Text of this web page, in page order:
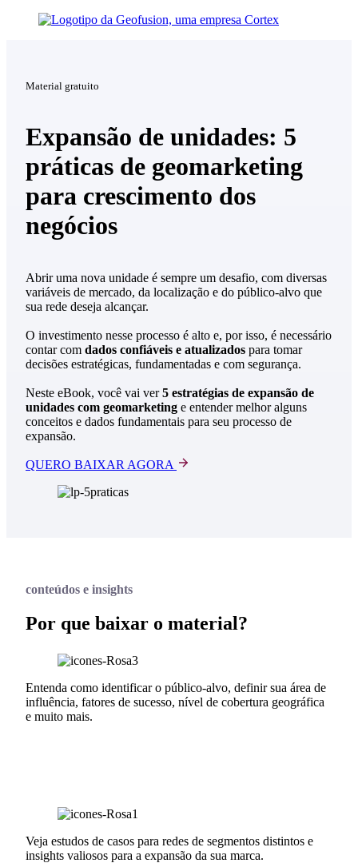
Material gratuito
Expansão de unidades: 5
práticas de geomarketing
para crescimento dos
negócios
Abrir uma nova unidade é sempre um desafio, com diversas
variáveis de mercado, da localização e do público-alvo que
sua rede deseja alcançar.
O investimento nesse processo é alto e, por isso, é necessário
contar com dados confiáveis e atualizados para tomar
decisões estratégicas, fundamentadas e com segurança.
Neste eBook, você vai ver5 estratégias de expansão de
unidades com geomarketing e entender melhor alguns
conceitos e dados fundamentais para seu processo de
expansão.
QUERO BAIXAR AGORA
conteúdos e insights
Por que baixar o material?
Entenda como identificar o público-alvo, definir sua área de
influência, fatores de sucesso, nível de cobertura geográfica
e muito mais.
Veja estudos de casos para redes de segmentos distintos e
insights valiosos para a expansão da sua marca.